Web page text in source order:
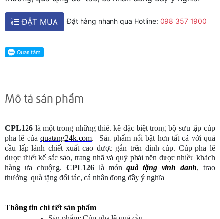
ĐẶT MUA Đặt hàng nhanh qua Hotline: 098 357 1900
Mô tả sản phẩm
CPL126 là một trong những thiết kế đặc biệt trong bộ sưu tập cúp
pha lê của quatang24k.com. Sản phẩm nổi bật hơn tất cả với quả
cầu lấp lánh chiết xuất cao được gắn trên đỉnh cúp. Cúp pha lê
được thiết kế sắc sảo, trang nhã và quý phái nên được nhiều khách
hàng ưa chuộng. CPL126là mónquà tặng vinh danh, trao
thưởng, quà tặng đối tác, cá nhân đong đầy ý nghĩa.
Thông tin chi tiết sản phẩm